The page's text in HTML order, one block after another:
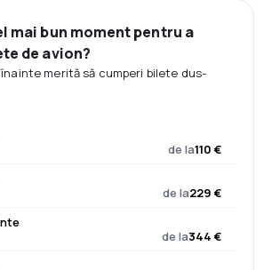
mai bun moment pentru a
de avion?
merită să cumperi bilete dus-
de la110 €
de la229 €
de la344 €